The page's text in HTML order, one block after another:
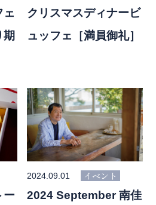
ェ
期
クリスマスディナービ
ュッフェ［満員御礼］
ー
2024.09.01
イベント
2024 September 南佳